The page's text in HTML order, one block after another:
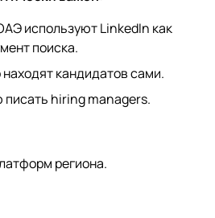
используют LinkedIn как
поиска.
кандидатов сами.
hiring managers.
региона.